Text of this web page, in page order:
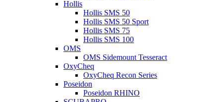
Hollis
Hollis SMS 50
Hollis SMS 50 Sport
Hollis SMS 75
Hollis SMS 100
OMS
OMS Sidemount Tesseract
OxyCheq
OxyCheq Recon Series
Poseidon
Poseidon RHINO